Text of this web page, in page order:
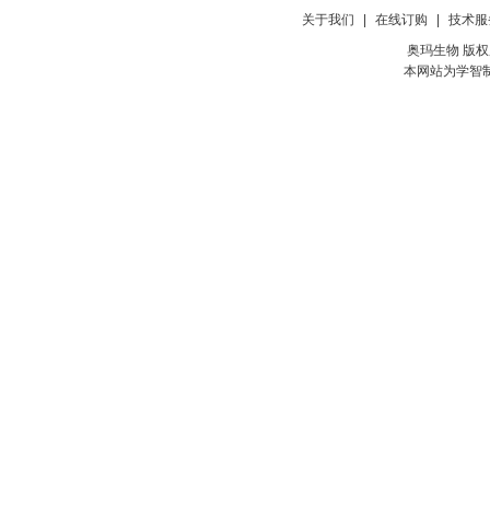
关于我们 在线订购
技术
奥玛生物 版
本网站为学智